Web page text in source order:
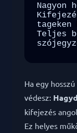
Nagyon
Teljes
Ha egy
védesz:
kifejezés
Ez helyes